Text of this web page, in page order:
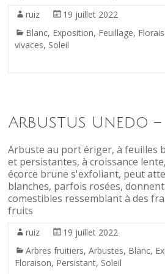
ruiz
19 juillet 2022
Blanc, Exposition, Feuillage,
vivaces, Soleil
Arbustus Unedo
Arbuste au port ériger, à feuilles
et persistantes, à croissance
écorce brune s'exfoliant, peut
blanches, parfois rosées,
comestibles ressemblant à des
fruits
ruiz
19 juillet 2022
Arbres fruitiers,Arbustes, Blanc,
Floraison, Persistant, Soleil